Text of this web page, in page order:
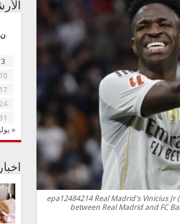
epa12484214 Real Madrid's Vinicius
between Real Madrid and FC
ن
3
10
17
24
«